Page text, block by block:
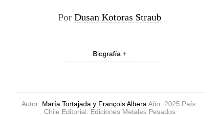
Por Dusan Kotoras Straub
Biografía +
Autor: María Tortajada y François Albera Año: 2025 País:
Chile Editorial: Ediciones Metales Pesados